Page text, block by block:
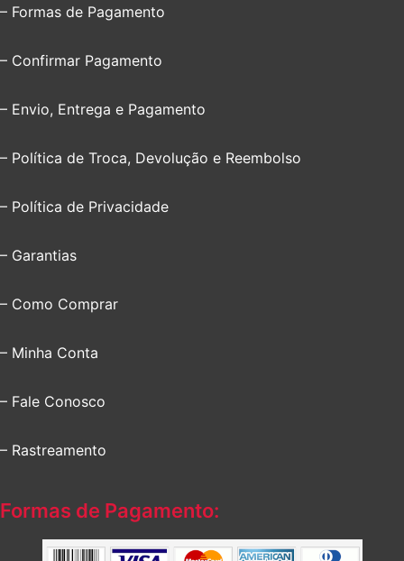
– Formas de Pagamento
– Confirmar Pagamento
– Envio, Entrega e Pagamento
– Política de Troca, Devolução e Reembolso
– Política de Privacidade
– Garantias
– Como Comprar
– Minha Conta
– Fale Conosco
– Rastreamento
Formas de Pagamento: